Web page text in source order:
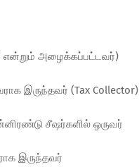
என்றும் அழைக்கப்பட்டவர்)
இருந்தவர் (Tax Collector)
சீஷர்களில் ஒருவர்
இருந்தவர்